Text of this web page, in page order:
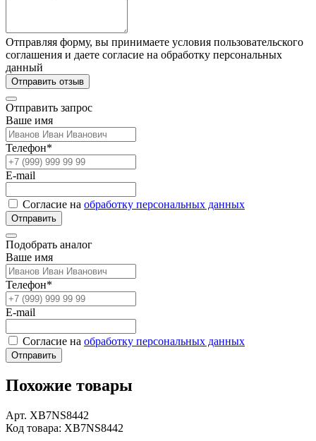
Отправляя форму, вы принимаете условия пользовательского
соглашения и даете согласие на обработку персональных
данный
Отправить отзыв
Отправить запрос
Ваше имя
Телефон*
E-mail
Согласие на обработку персональных данных
Отправить
Подобрать аналог
Ваше имя
Телефон*
E-mail
Согласие на обработку персональных данных
Отправить
Похожие товары
Арт. XB7NS8442
Код товара: XB7NS8442